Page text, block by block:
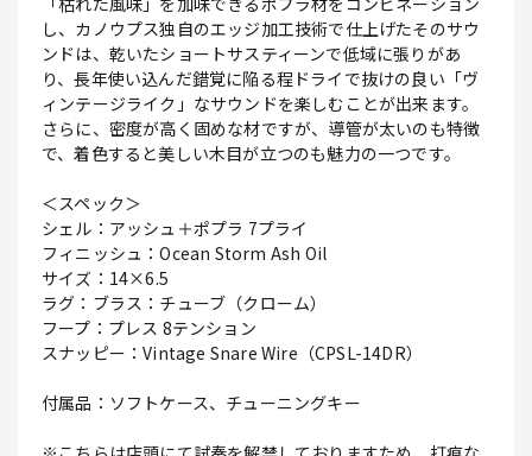
し、カノウプス独自のエッジ加工技術で仕上げたそのサウ
ンドは、乾いたショートサスティーンで低域に張りがあ
り、長年使い込んだ錯覚に陥る程ドライで抜けの良い「ヴ
ィンテージライク」なサウンドを楽しむことが出来ます。
さらに、密度が高く固めな材ですが、導管が太いのも特徴
で、着色すると美しい木目が立つのも魅力の一つです。
＜スペック＞
シェル：アッシュ＋ポプラ 7プライ
フィニッシュ：Ocean Storm Ash Oil
サイズ：14×6.5
ラグ：ブラス：チューブ（クローム）
フープ：プレス 8テンション
スナッピー：Vintage Snare Wire（CPSL-14DR）
付属品：ソフトケース、チューニングキー